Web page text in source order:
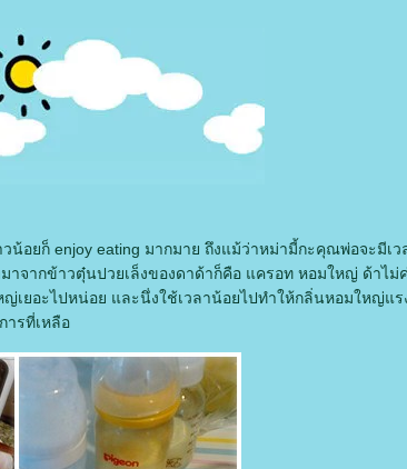
น้อยก็ enjoy eating มากมาย ถึงแม้ว่าหม่ามี้กะคุณพ่อจะมีเว
จากข้าวตุ๋นปวยเล็งของดาด้าก็คือ แครอท หอมใหญ่ ด้าไม่
ยอะไปหน่อย และนึ่งใช้เวลาน้อยไปทำให้กลิ่นหอมใหญ่แร
ารที่เหลือ